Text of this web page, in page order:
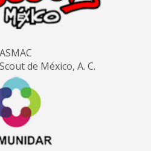
ASMAC
de México, A. C.